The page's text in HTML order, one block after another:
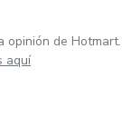
opinión de Hotmart.
aquí